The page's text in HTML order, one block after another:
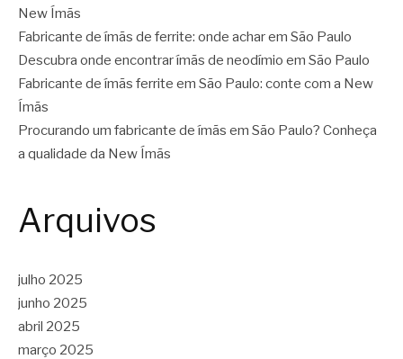
New Ímãs
Fabricante de ímãs de ferrite: onde achar em São Paulo
Descubra onde encontrar ímãs de neodímio em São Paulo
Fabricante de ímãs ferrite em São Paulo: conte com a New
Ímãs
Procurando um fabricante de ímãs em São Paulo? Conheça
a qualidade da New Ímãs
Arquivos
julho 2025
junho 2025
abril 2025
março 2025